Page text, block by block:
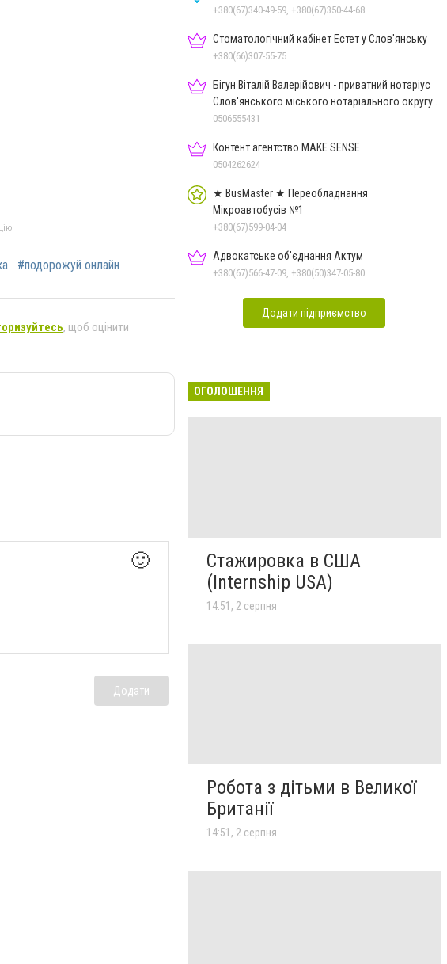
#подорожуй онлайн
, щоб оцінити
🙂
Додати
+380(67)340-49-59, +380(67)350-44-68
Стоматологічний кабінет Естет у Слов'янську
+380(66)307-55-75
Бігун Віталій Валерійович - приватний нотаріус
Слов'янського міського нотаріального округу
Дон.обл.
0506555431
Контент агентство MAKE SENSE
0504262624
★ BusMaster ★ Переобладнання
Мікроавтобусів №1
+380(67)599-04-04
Адвокатське об'єднання Актум
+380(67)566-47-09, +380(50)347-05-80
Додати підприємство
ОГОЛОШЕННЯ
Стажировка в США
(Internship USA)
14:51, 2 серпня
Робота з дітьми в Великої
Британії
14:51, 2 серпня